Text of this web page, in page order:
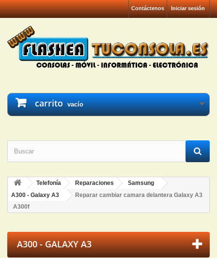
Iniciar sesión
Contáctenos
carrito vacío
Telefonía Reparaciones
Samsung
A300 - Galaxy A3
Reparar cambiar camara delantera Galaxy A3
A300f
A300 - GALAXY A3